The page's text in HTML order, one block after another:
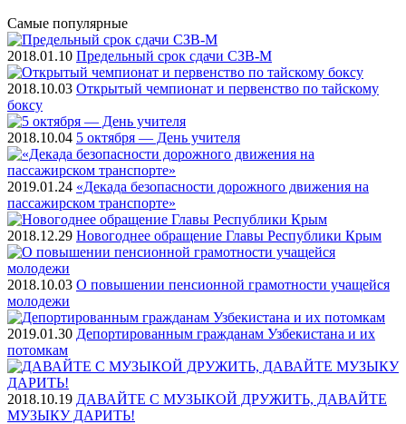
Самые популярные
2018.01.10 Предельный срок сдачи СЗВ-М
2018.10.03 Открытый чемпионат и первенство по тайскому
боксу
2018.10.04 5 октября — День учителя
2019.01.24 «Декада безопасности дорожного движения на
пассажирском транспорте»
2018.12.29 Новогоднее обращение Главы Республики Крым
2018.10.03 О повышении пенсионной грамотности учащейся
молодежи
2019.01.30 Депортированным гражданам Узбекистана и их
потомкам
2018.10.19 ДАВАЙТЕ С МУЗЫКОЙ ДРУЖИТЬ, ДАВАЙТЕ
МУЗЫКУ ДАРИТЬ!